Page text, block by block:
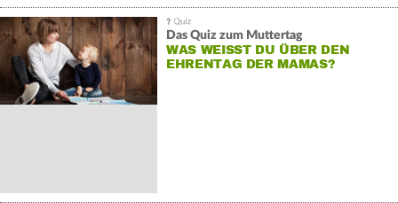
Das Quiz zum Muttertag
WAS WEISST DU ÜBER DEN E
HRENTAG DER MAMAS?